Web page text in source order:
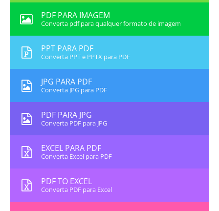
PDF PARA IMAGEM
Converta pdf para qualquer formato de imagem
PPT PARA PDF
Converta PPT e PPTX para PDF
JPG PARA PDF
Converta JPG para PDF
PDF PARA JPG
Converta PDF para JPG
EXCEL PARA PDF
Converta Excel para PDF
PDF TO EXCEL
Converta PDF para Excel